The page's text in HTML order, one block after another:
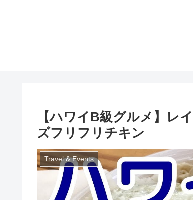
【ハワイB級グルメ】レ
ズフリフリチキン
Travel & Events